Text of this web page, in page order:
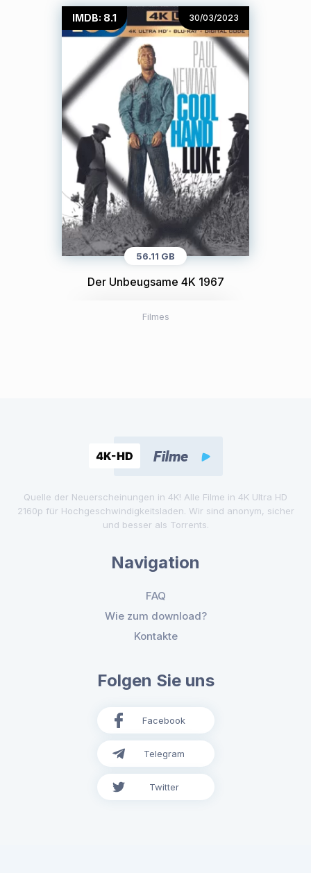
IMDB: 8.1 30/03/2023
56.11 GB
Der Unbeugsame 4K 1967
Filmes
Quelle der Neuerscheinungen in 4K! Alle Filme in 4K Ultra HD
2160p für Hochgeschwindigkeitsladen. Wir sind anonym, sicher
und besser als Torrents.
Navigation
FAQ
Wie zum download?
Kontakte
Folgen Sie uns
Facebook
Telegram
Twitter